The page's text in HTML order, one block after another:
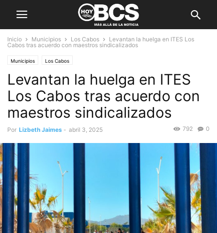
Inicio Municipios Los Cabos
Levantan la huelga en ITES Los
Cabos tras acuerdo con maestros sindicalizados
Municipios Los Cabos
Levantan la huelga en ITES
Los Cabos tras acuerdo con
maestros sindicalizados
Por Lizbeth Jaimes - abril 3, 2025 0
792